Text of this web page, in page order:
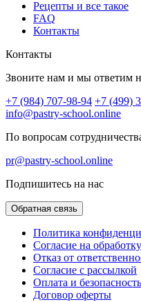
Рецепты и все такое
FAQ
Контакты
Контакты
Звоните нам и мы ответим
+7 (984) 707-98-94 +7 (499)
info@pastry-school.online
По вопросам
pr@pastry-school.online
Подпишитесь на нас
Обратная связь
Политика
Согласие на
Отказ от
Согласие с рассылкой
Оплата и безопасность
Договор оферты